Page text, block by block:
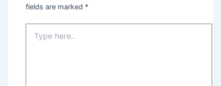
fields are marked *
here..